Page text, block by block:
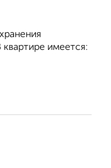
имеется: